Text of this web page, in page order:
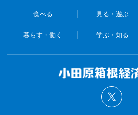
食べる 見る・遊ぶ
暮らす・働く 学ぶ・知る